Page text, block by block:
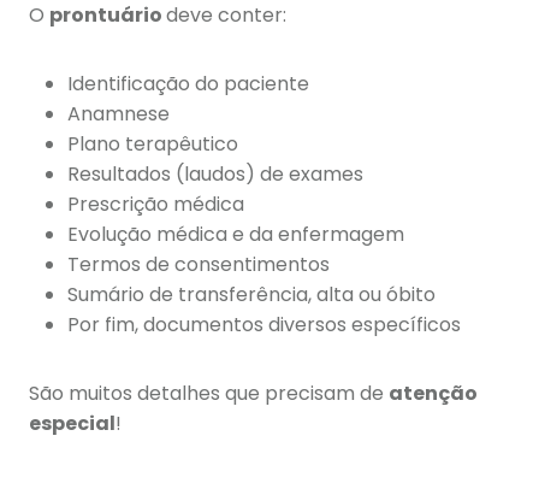
O prontuáriodeve conter:
Identificação do paciente
Anamnese
Plano terapêutico
Resultados (laudos) de exames
Prescrição médica
Evolução médica e da enfermagem
Termos de consentimentos
Sumário de transferência, alta ou óbito
Por fim, documentos diversos específicos
São muitos detalhes que precisam de atenção
especial!